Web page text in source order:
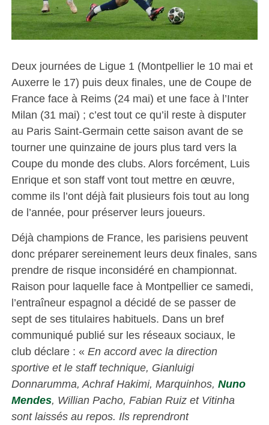
Deux journées de Ligue 1 (Montpellier le 10 mai et
Auxerre le 17) puis deux finales, une de Coupe de
France face à Reims (24 mai) et une face à l’Inter
Milan (31 mai) ; c’est tout ce qu’il reste à disputer
au Paris Saint-Germain cette saison avant de se
tourner une quinzaine de jours plus tard vers la
Coupe du monde des clubs. Alors forcément, Luis
Enrique et son staff vont tout mettre en œuvre,
comme ils l’ont déjà fait plusieurs fois tout au long
de l’année, pour préserver leurs joueurs.
Déjà champions de France, les parisiens peuvent
donc préparer sereinement leurs deux finales, sans
prendre de risque inconsidéré en championnat.
Raison pour laquelle face à Montpellier ce samedi,
l’entraîneur espagnol a décidé de se passer de
sept de ses titulaires habituels. Dans un bref
communiqué publié sur les réseaux sociaux, le
club déclare : « En accord avec la direction
sportive et le staff technique, Gianluigi
Donnarumma, Achraf Hakimi, Marquinhos, Nuno
Mendes, Willian Pacho, Fabian Ruiz et Vitinha
sont laissés au repos. Ils reprendront